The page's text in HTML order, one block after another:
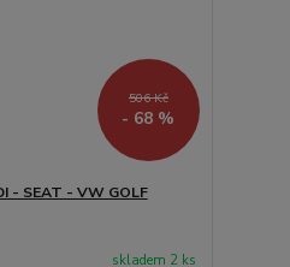
506 Kč
- 68 %
- SEAT - VW GOLF
skladem 2 ks